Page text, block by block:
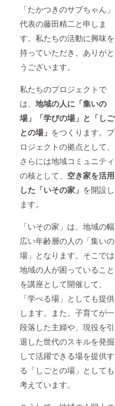
「たかつきのサブちゃん」
代表の藤田精二と申しま
す。私たちの活動に興味を
持っていただき、ありがと
うございます。
私たちのプロジェクトで
は、 地域の人に「集いの
場」「学びの場」と「しご
との場」 をつくります。プ
ロジェクトの拠点として、
さらには地域コミュニティ
の核として、 空き家を活用
した「いその家」 を開設し
ます。
「いその家」は、地域の幅
広い年齢層の人の「集いの
場」となります。そこでは
地域の人が困っていること
を講座として開催して、
「学べる場」としても提供
します。また、子育てが一
段落した主婦や、現役を引
退した世代のスキルを発掘
して活躍できる場を提供す
る「しごとの場」としても
考えています。